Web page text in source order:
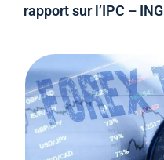
rapport sur l’IPC – ING